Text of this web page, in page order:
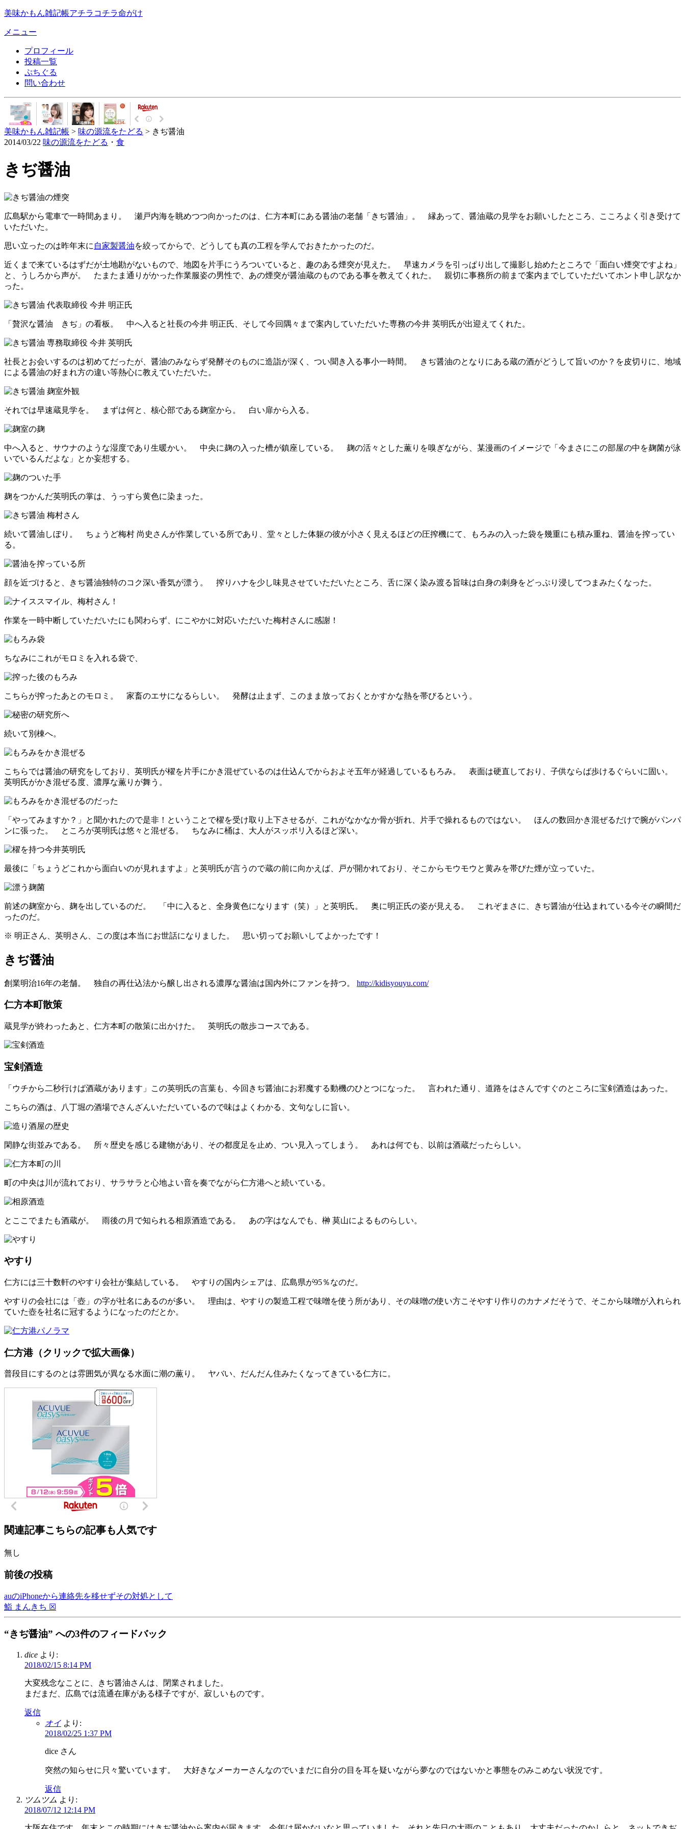
美味かもん雑記帳アチラコチラ命がけ
メニュー
プロフィール
投稿一覧
ぷちぐる
問い合わせ
美味かもん雑記帳 > 味の源流をたどる > きぢ醤油
2014/03/22 味の源流をたどる ・ 食
きぢ醤油
広島駅から電車で一時間あまり。 瀬戸内海を眺めつつ向かったのは、仁方本町にある醤油の老舗「きぢ醤油」。 縁あって、醤油蔵の見学をお願いしたところ、こころよく引き受けて
いただいた。
思い立ったのは昨年末に 自家製醤油を絞ってからで、どうしても真の工程を学んでおきたかったのだ。
近くまで来ているはずだが土地勘がないもので、地図を片手にうろついていると、趣のある煙突が見えた。 早速カメラを引っぱり出して撮影し始めたところで「面白い煙突ですよね」
と、うしろから声が。 たまたま通りがかった作業服姿の男性で、あの煙突が醤油蔵のものである事を教えてくれた。 親切に事務所の前まで案内までしていただいてホント申し訳なか
った。
「贅沢な醤油 きぢ」の看板。 中へ入ると社長の今井 明正氏、そして今回隅々まで案内していただいた専務の今井 英明氏が出迎えてくれた。
社長とお会いするのは初めてだったが、醤油のみならず発酵そのものに造詣が深く、つい聞き入る事小一時間。 きぢ醤油のとなりにある蔵の酒がどうして旨いのか？を皮切りに、地域
による醤油の好まれ方の違い等熱心に教えていただいた。
それでは早速蔵見学を。 まずは何と、核心部である麹室から。 白い扉から入る。
中へ入ると、サウナのような湿度であり生暖かい。 中央に麹の入った槽が鎮座している。 麹の活々とした薫りを嗅ぎながら、某漫画のイメージで「今まさにこの部屋の中を麹菌が泳
いでいるんだよな」とか妄想する。
麹をつかんだ英明氏の掌は、うっすら黄色に染まった。
続いて醤油しぼり。 ちょうど梅村 尚史さんが作業している所であり、堂々とした体躯の彼が小さく見えるほどの圧搾機にて、もろみの入った袋を幾重にも積み重ね、醤油を搾ってい
る。
顔を近づけると、きぢ醤油独特のコク深い香気が漂う。 搾りハナを少し味見させていただいたところ、舌に深く染み渡る旨味は白身の刺身をどっぷり浸してつまみたくなった。
作業を一時中断していただいたにも関わらず、にこやかに対応いただいた梅村さんに感謝！
ちなみにこれがモロミを入れる袋で、
こちらが搾ったあとのモロミ。 家畜のエサになるらしい。 発酵は止まず、このまま放っておくとかすかな熱を帯びるという。
続いて別棟へ。
こちらでは醤油の研究をしており、英明氏が櫂を片手にかき混ぜているのは仕込んでからおよそ五年が経過しているもろみ。 表面は硬直しており、子供ならば歩けるぐらいに固い。
英明氏がかき混ぜる度、濃厚な薫りが舞う。
「やってみますか？」と聞かれたので是非！ということで櫂を受け取り上下させるが、これがなかなか骨が折れ、片手で操れるものではない。 ほんの数回かき混ぜるだけで腕がパンパ
ンに張った。 ところが英明氏は悠々と混ぜる。 ちなみに桶は、大人がスッポリ入るほど深い。
最後に「ちょうどこれから面白いのが見れますよ」と英明氏が言うので蔵の前に向かえば、戸が開かれており、そこからモウモウと黄みを帯びた煙が立っていた。
前述の麹室から、麹を出しているのだ。 「中に入ると、全身黄色になります（笑）」と英明氏。 奥に明正氏の姿が見える。 これぞまさに、きぢ醤油が仕込まれている今その瞬間だ
ったのだ。
※ 明正さん、英明さん、この度は本当にお世話になりました。 思い切ってお願いしてよかったです！
きぢ醤油
創業明治16年の老舗。 独自の再仕込法から醸し出される濃厚な醤油は国内外にファンを持つ。 http://kidisyouyu.com/
仁方本町散策
蔵見学が終わったあと、仁方本町の散策に出かけた。 英明氏の散歩コースである。
宝剣酒造
「ウチから二秒行けば酒蔵があります」この英明氏の言葉も、今回きぢ醤油にお邪魔する動機のひとつになった。 言われた通り、道路をはさんですぐのところに宝剣酒造はあった。
こちらの酒は、八丁堀の酒場でさんざんいただいているので味はよくわかる、文句なしに旨い。
閑静な街並みである。 所々歴史を感じる建物があり、その都度足を止め、つい見入ってしまう。 あれは何でも、以前は酒蔵だったらしい。
町の中央は川が流れており、サラサラと心地よい音を奏でながら仁方港へと続いている。
とここでまたも酒蔵が。 雨後の月で知られる相原酒造である。 あの字はなんでも、榊 莫山によるものらしい。
やすり
仁方には三十数軒のやすり会社が集結している。 やすりの国内シェアは、広島県が95％なのだ。
やすりの会社には「壺」の字が社名にあるのが多い。 理由は、やすりの製造工程で味噌を使う所があり、その味噌の使い方こそやすり作りのカナメだそうで、そこから味噌が入れられ
ていた壺を社名に冠するようになったのだとか。
仁方港（クリックで拡大画像）
普段目にするのとは雰囲気が異なる水面に潮の薫り。 ヤバい、だんだん住みたくなってきている仁方に。
関連記事こちらの記事も人気です
無し
前後の投稿
auのiPhoneから連絡先を移せずその対処として
鮨 まんきち ☒
“きぢ醤油” への3件のフィードバック
dice より:
2018/02/15 8:14 PM
大変残念なことに、きぢ醤油さんは、閉業されました。
まだまだ、広島では流通在庫がある様子ですが、寂しいものです。
返信
オイ より:
2018/02/25 1:37 PM
dice さん
突然の知らせに只々驚いています。 大好きなメーカーさんなのでいまだに自分の目を耳を疑いながら夢なのではないかと事態をのみこめない状況です。
返信
ツムツム より:
2018/07/12 12:14 PM